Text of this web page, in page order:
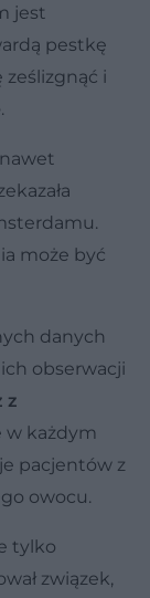
jest
pestkę
i
.
może być
danych
obserwacji
z
w każdym
pacjentów z
owocu.
tylko
związek,